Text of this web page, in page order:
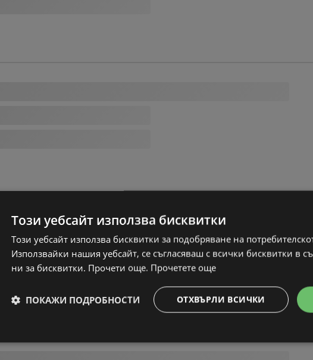
Този уебсайт използва бисквитки
Този уебсайт използва бисквитки за подобряване на
Използвайки нашия уебсайт, се съгласяваш с всички бисквитки в
ни за бисквитки. Прочети още. Прочетете още
ОТХВЪРЛИ ВСИЧКИ
ПОКАЖИ ПОДРОБНОСТИ